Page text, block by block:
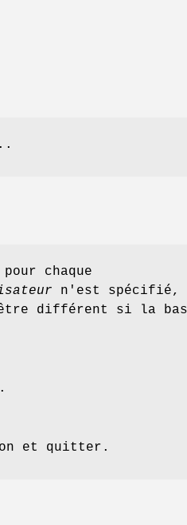
chaque
n'est spécifié,
être différent si la
et quitter.